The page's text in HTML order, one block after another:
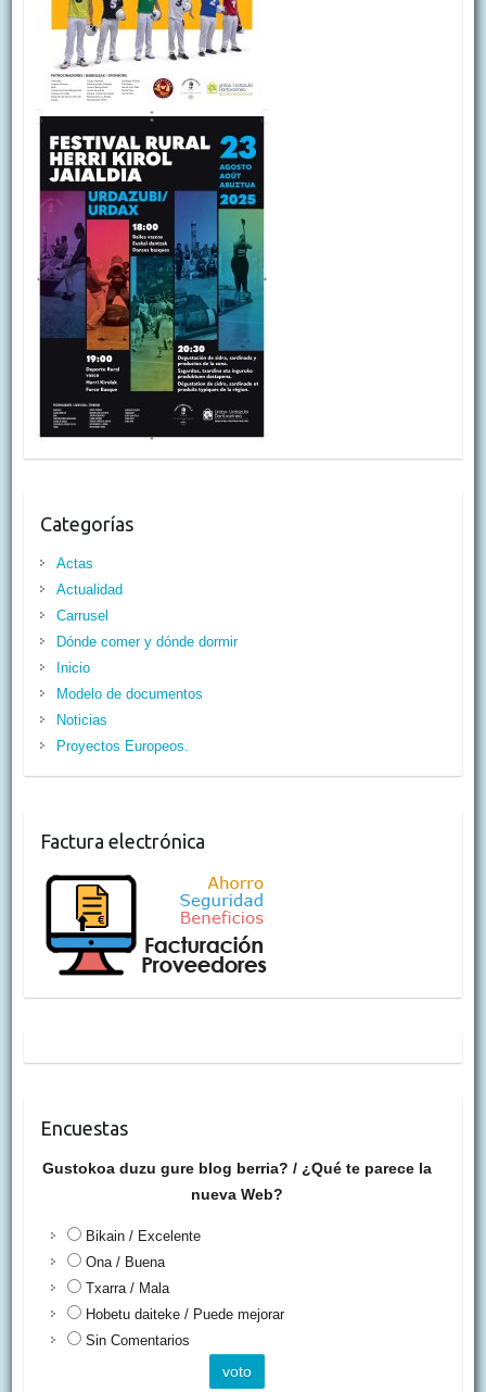
Categorías
Actas
Actualidad
Carrusel
Dónde comer y dónde dormir
Inicio
Modelo de documentos
Noticias
Proyectos Europeos.
Factura electrónica
Encuestas
Gustokoa duzu gure blog berria? / ¿Qué te parece la
nueva Web?
Bikain / Excelente
Ona / Buena
Txarra / Mala
Hobetu daiteke / Puede mejorar
Sin Comentarios